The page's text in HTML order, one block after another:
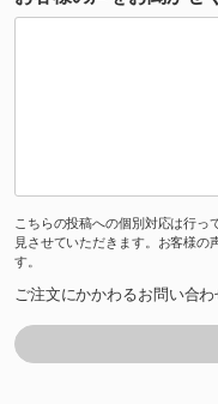
こちらの投稿への個別対応は行っ
見させていただきます。お客様の
す。
ご注文にかかわるお問い合わ